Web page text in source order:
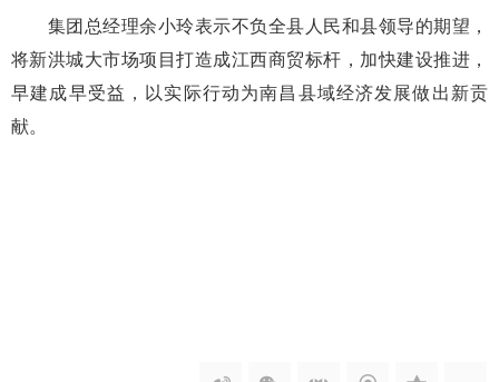
集团总经理余小玲表示不负全县人民和县领导的期望，
将新洪城大市场项目打造成江西商贸标杆，加快建设推进，
早建成早受益，以实际行动为南昌县域经济发展做出新贡
献。